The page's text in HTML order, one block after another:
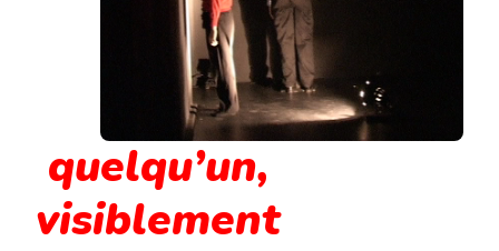
quelqu’un,
visiblement